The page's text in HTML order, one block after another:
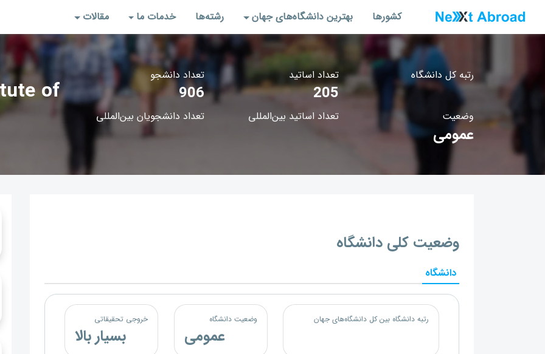
کشورها بهترین دانشگاه‌های جهان رشته‌‌ها خدمات ما مقالات
رتبه کل دانشگاه تعداد اساتید
205
تعداد دانشجو
906
وضعیت
عمومی
تعداد اساتید بین‌المللی تعداد دانشجویان بین‌المللی
of
وضعیت کلی دانشگاه
دانشگاه
رتبه دانشگاه بین کل دانشگاه‌های جهان وضعیت دانشگاه
عمومی
خروجی تحقیقاتی
بسیار بالا